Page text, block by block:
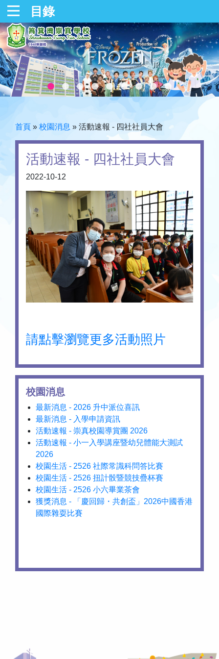
目錄
首頁 » 校園消息 » 活動速報 - 四社社員大會
活動速報 - 四社社員大會
2022-10-12
請點擊瀏覽更多活動照片
校園消息
最新消息 - 2026 升中派位喜訊
最新消息 - 入學申請資訊
活動速報 - 崇真校園導賞團 2026
活動速報 - 小一入學講座暨幼兒體能大測試
2026
校園生活 - 2526 社際常識科問答比賽
校園生活 - 2526 扭計骰暨競技疊杯賽
校園生活 - 2526 小六畢業茶會
獲獎消息 - 「慶回歸・共創盃」2026中國香港
國際雜耍比賽